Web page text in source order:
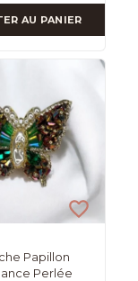
AU PANIER
Papillon
Perlée